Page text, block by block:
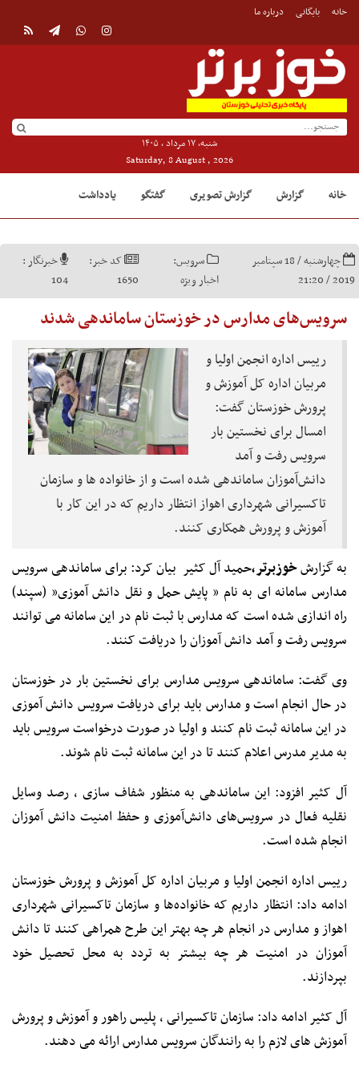
خانه بایگانی درباره ما
شنبه, ۱۷ مرداد , ۱۴۰۵
Saturday, 8 August , 2026
خانه گزارش گزارش تصویری گفتگو یادداشت
چهارشنبه / 18 سپتامبر
2019 / 21:20
سرویس:
اخبار ویژه
کد خبر:
1650
خبرنگار :
104
سرویس‌های مدارس در خوزستان ساماندهی شدند
رییس اداره انجمن اولیا و
مربیان اداره کل آموزش و
پرورش خوزستان گفت:
امسال برای نخستین بار
سرویس رفت و آمد
دانش‌آموزان ساماندهی شده است و از خانواده ها و سازمان
تاکسیرانی شهرداری اهواز انتظار داریم که در این کار با
آموزش و پرورش همکاری کنند.
به گزارشخوزبرتر،حمید آل کثیر بیان کرد: برای ساماندهی سرویس
مدارس سامانه ای به نام ” پایش حمل و نقل دانش آموزی” (سپند)
راه اندازی شده است که مدارس با ثبت نام در این سامانه می توانند
سرویس رفت و آمد دانش آموزان را دریافت کنند.
وی گفت: ساماندهی سرویس مدارس برای نخستین بار در خوزستان
در حال انجام است و مدارس باید برای دریافت سرویس دانش آموزی
در این سامانه ثبت نام کنند و اولیا در صورت درخواست سرویس باید
به مدیر مدرس اعلام کنند تا در این سامانه ثبت نام شوند.
آل کثیر افزود: این ساماندهی به منظور شفاف سازی ، رصد وسایل
نقلیه فعال در سرویس‌های دانش‌آموزی و حفظ امنیت دانش آموزان
انجام شده است.
رییس اداره انجمن اولیا و مربیان اداره کل آموزش و پرورش خوزستان
ادامه داد: انتظار داریم که خانواده‌ها و سازمان تاکسیرانی شهرداری
اهواز و مدارس در انجام هر چه بهتر این طرح همراهی کنند تا دانش
آموزان در امنیت هر چه بیشتر به تردد به محل تحصیل خود
بپردازند.
آل کثیر ادامه داد: سازمان تاکسیرانی ، پلیس راهور و آموزش و پرورش
آموزش های لازم را به رانندگان سرویس مدارس ارائه می دهند.